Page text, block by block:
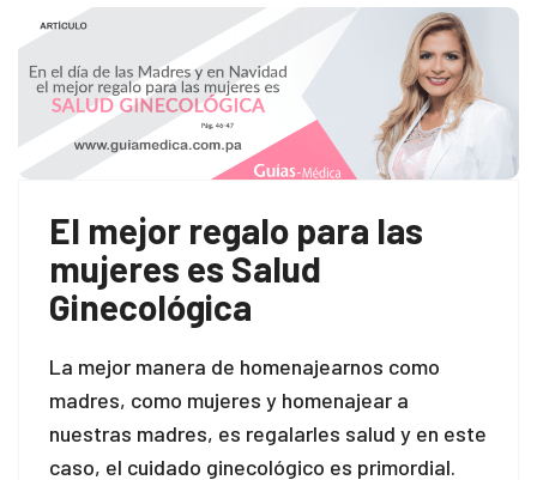
El mejor regalo para las
mujeres es Salud
Ginecológica
La mejor manera de homenajearnos como
madres, como mujeres y homenajear a
nuestras madres, es regalarles salud y en este
caso, el cuidado ginecológico es primordial.